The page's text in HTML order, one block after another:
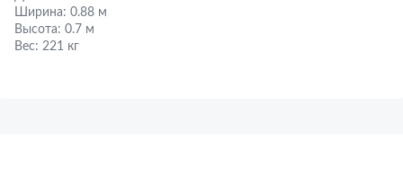
Ширина: 0.88 м
Высота: 0.7 м
Вес: 221 кг